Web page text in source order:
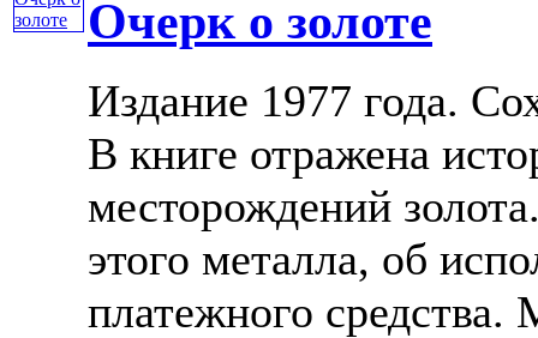
Очерк о золоте
Издание 1977 года.
В книге отражена
месторождений
этого металла, об
платежного средства.